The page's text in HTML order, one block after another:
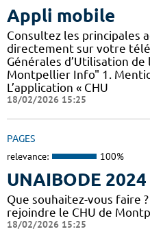
Appli mobile
Consultez les principales
directement sur votre
Générales d’Utilisation
Montpellier Info" 1.
L’application « CHU
18/02/2026 15:25
PAGES
relevance: 100%
UNAIBODE 2024
Que souhaitez-vous faire
rejoindre le CHU de
18/02/2026 15:25